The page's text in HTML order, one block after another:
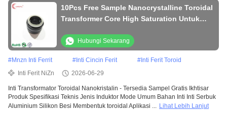
10Pcs Free Sample Nanocrystalline Toroidal
Transformer Core High Saturation Untuk
Hubungi Sekarang
#Mnzn Inti Ferrit # Inti Cincin Ferit # Inti Ferit Toroid
Inti Ferit NiZn
2026-06-29
Inti Transformator Toroidal Nanokristalin - Tersedia Sampel Gratis Ikhtisar
Produk Spesifikasi Teknis Jenis Induktor Mode Umum Bahan Inti Inti Serbuk
Aluminium Silikon Besi Membentuk toroidal Aplikasi ... Lihat Lebih Lanjut